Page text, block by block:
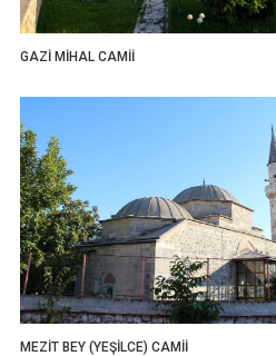
GAZİ MİHAL CAMİİ
MEZİT BEY (YEŞİLCE) CAMİİ